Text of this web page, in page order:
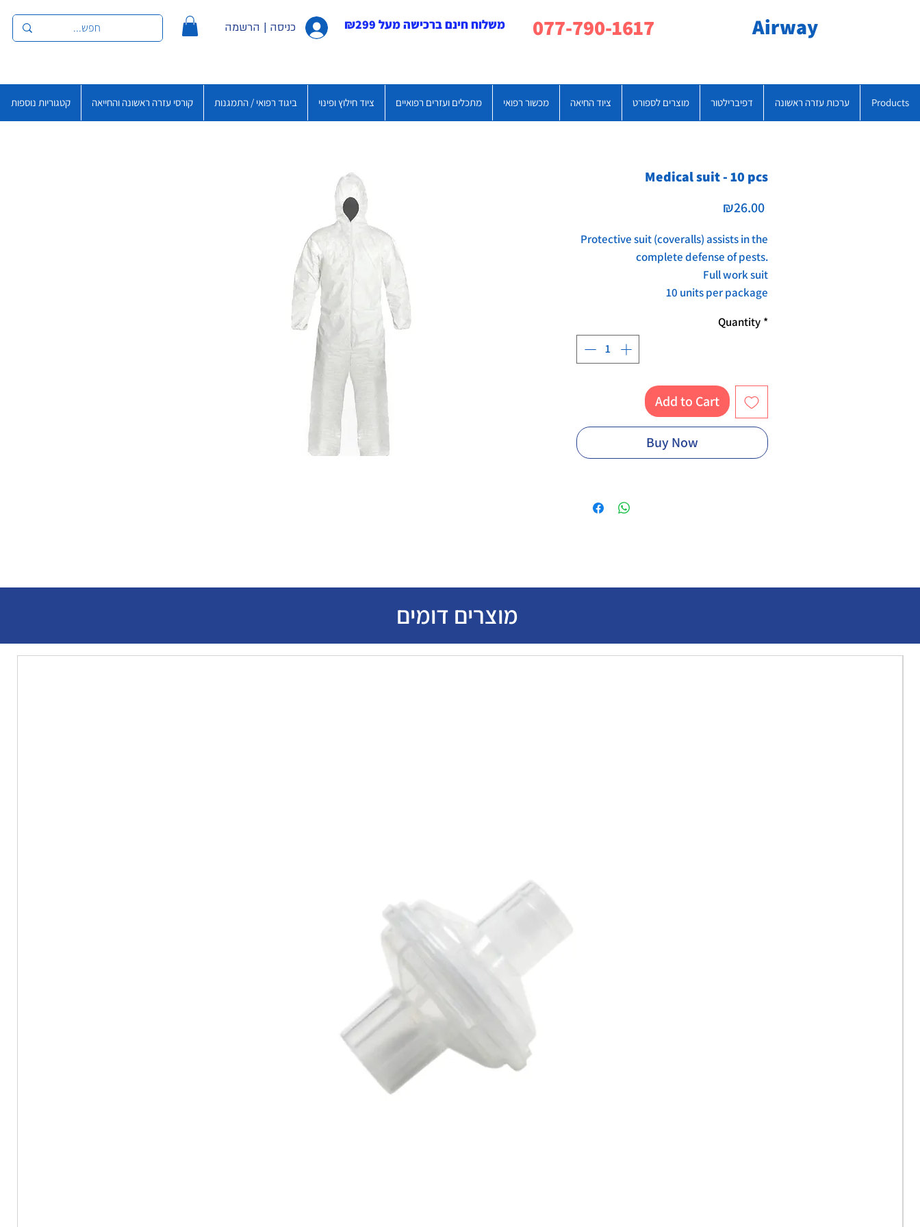
כניסה | הרשמה משלוח חינם ברכישה מעל ₪299 Airway
Products ערכות עזרה ראשונה דפיברילטור מוצרים לספורט ציוד החיאה מכשור רפואי מתכלים ועזרים רפואיים ציוד חילוץ ופינוי ביגוד רפואי / התמגנות קורסי עזרה ראשונה והחייאה קטגוריות נוספות
Medical suit - 10 pcs
₪26.00Price
Protective suit (coveralls) assists in the
complete defense of pests.
Full work suit
10 units per package
Quantity *
Add to Cart
Buy Now
מוצרים דומים